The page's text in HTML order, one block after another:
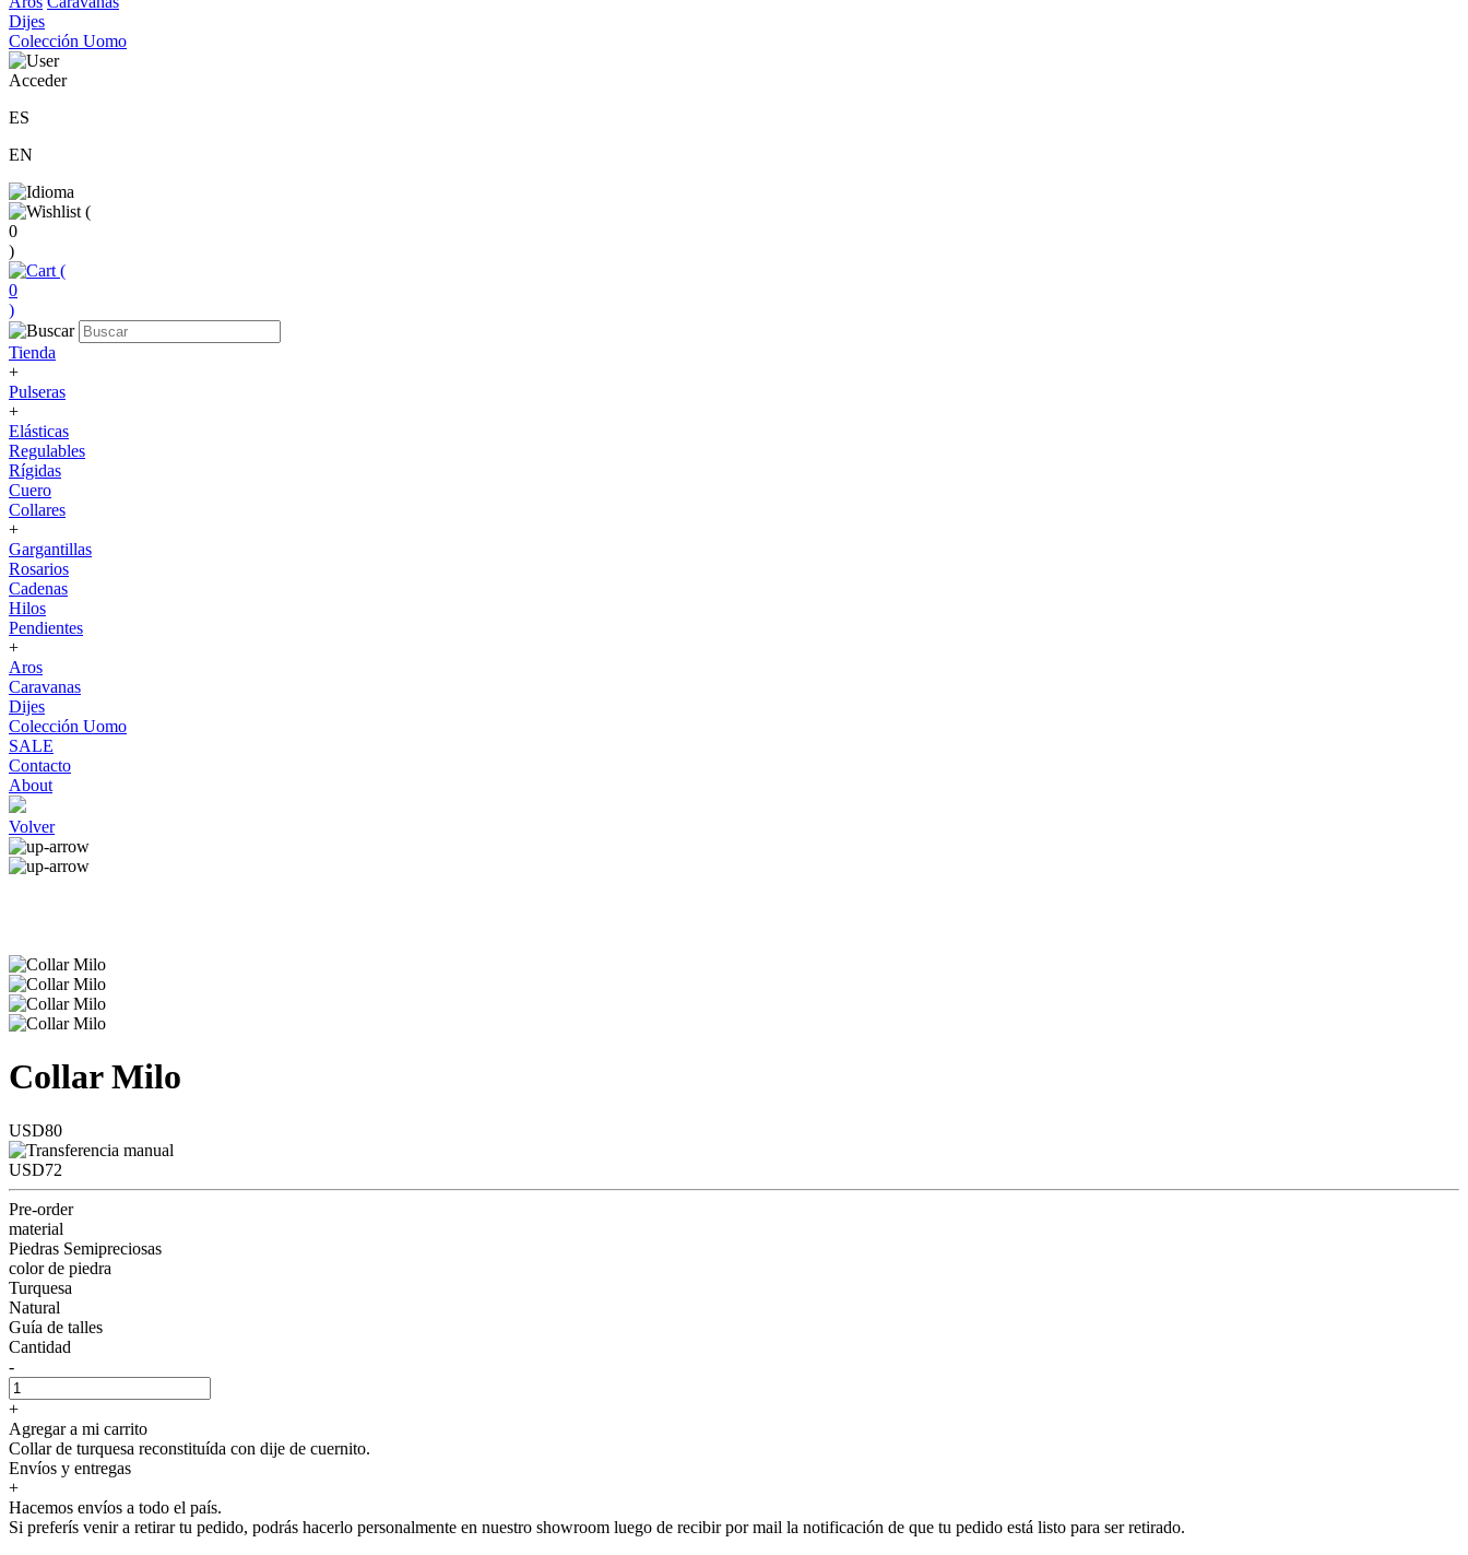
Dijes
Colección Uomo
Acceder
ES
EN
(
0
)
(
0
)
Tienda
+
Pulseras
+
Elásticas
Regulables
Rígidas
Cuero
Collares
+
Gargantillas
Rosarios
Cadenas
Hilos
Pendientes
+
Aros
Caravanas
Dijes
Colección Uomo
SALE
Contacto
About
Volver
Collar Milo
USD80
USD72
Pre-order
material
Piedras Semipreciosas
color de piedra
Turquesa
Natural
Guía de talles
Cantidad
-
+
Agregar a mi carrito
Collar de turquesa reconstituída con dije de cuernito.
Envíos y entregas
+
Hacemos envíos a todo el país.
Si preferís venir a retirar tu pedido, podrás hacerlo personalmente en nuestro showroom luego de recibir por mail la notificación de que tu pedido está listo para ser retirado.